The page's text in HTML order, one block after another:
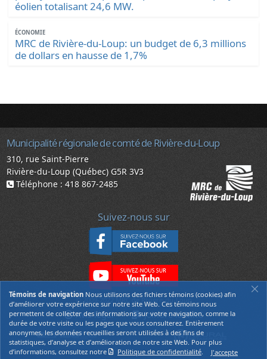
éolien totalisant 24,6 MW.
ÉCONOMIE
MRC de Rivière-du-Loup: un budget de 6,3 millions
de dollars en hausse de 1,7%
Municipalité régionale de comté de Rivière-du-Loup
310, rue Saint-Pierre
Rivière-du-Loup (Québec) G5R 3V3
Téléphone : 418 867-2485
Suivez-nous sur
© 2009-2022 MRC de Rivière-du-Loup
Avis légal Joindre la MRC
12
Témoins de navigation Nous utilisons des fichiers témoins (cookies) afin
d’améliorer votre expérience sur notre site Web. Ces témoins nous
permettent de collecter des informations sur votre navigation, comme la
durée de votre visite ou les pages que vous consulterez. Entièrement
anonymes, les données recueillies seront utilisées à des fins de
statistiques, d’analyse et d’amélioration de notre site Web. Pour plus
d’informations, consultez notre
Politique de confidentialité. J'accepte